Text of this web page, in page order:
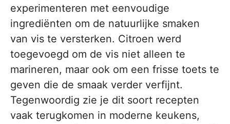
experimenteren met eenvoudige
ingrediënten om de natuurlijke smaken
van vis te versterken. Citroen werd
toegevoegd om de vis niet alleen te
marineren, maar ook om een frisse toets te
geven die de smaak verder verfijnt.
Tegenwoordig zie je dit soort recepten
vaak terugkomen in moderne keukens,